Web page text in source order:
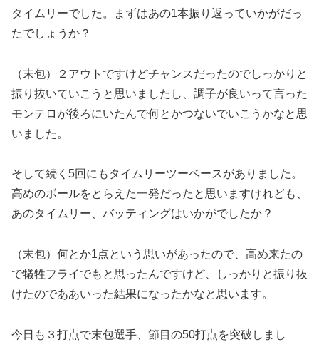
タイムリーでした。まずはあの1本振り返っていかがだっ
たでしょうか？
（末包）２アウトですけどチャンスだったのでしっかりと
振り抜いていこうと思いましたし、調子が良いって言った
モンテロが後ろにいたんで何とかつないでいこうかなと思
いました。
そして続く5回にもタイムリーツーベースがありました。
高めのボールをとらえた一発だったと思いますけれども、
あのタイムリー、バッティングはいかがでしたか？
（末包）何とか1点という思いがあったので、高め来たの
で犠牲フライでもと思ったんですけど、しっかりと振り抜
けたのでああいった結果になったかなと思います。
今日も３打点で末包選手、節目の50打点を突破しまし